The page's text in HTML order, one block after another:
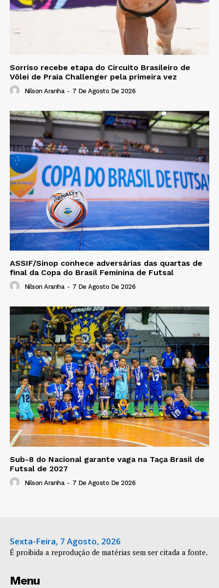
Sorriso recebe etapa do Circuito Brasileiro de
Vôlei de Praia Challenger pela primeira vez
Nilson Aranha - 7 De Agosto De 2026
ASSIF/Sinop conhece adversárias das quartas de
final da Copa do Brasil Feminina de Futsal
Nilson Aranha - 7 De Agosto De 2026
Sub-8 do Nacional garante vaga na Taça Brasil de
Futsal de 2027
Nilson Aranha - 7 De Agosto De 2026
Sexta-Feira, 7 Agosto, 2026
É proibida a reprodução de matérias sem ser citada a fonte.
Menu